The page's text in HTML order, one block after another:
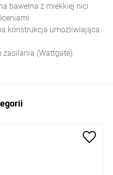
bawełna z miekkiej nici
konstrukcja umozliwiająca
(Wattgate)